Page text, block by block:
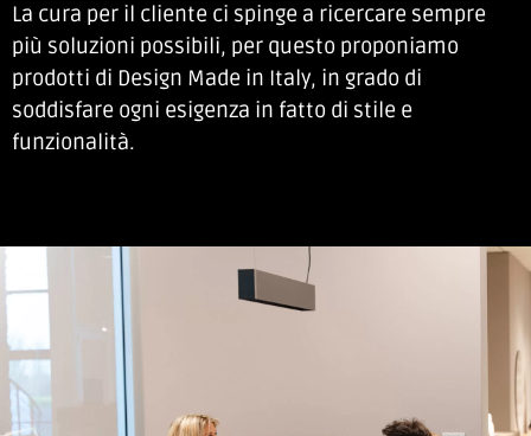
La cura per il cliente ci spinge a ricercare sempre
più soluzioni possibili, per questo proponiamo
prodotti di Design Made in Italy, in grado di
soddisfare ogni esigenza in fatto di stile e
funzionalità.